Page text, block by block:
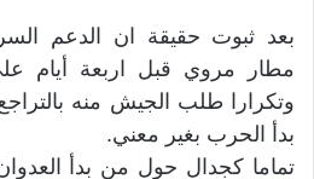
بعد ثبوت حقيقة ان الدعم
مطار مروي قبل اربعة أيام
وتكرارا طلب الجيش منه
بدأ الحرب بغير معني.
تماما كجدال حول من بدأ